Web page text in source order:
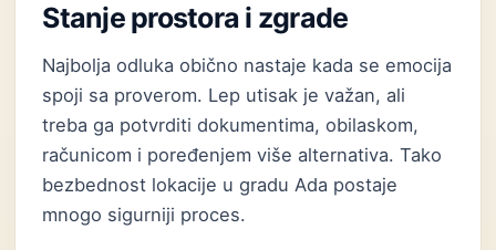
Stanje prostora i zgrade
Najbolja odluka obično nastaje kada se emocija
spoji sa proverom. Lep utisak je važan, ali
treba ga potvrditi dokumentima, obilaskom,
računicom i poređenjem više alternativa. Tako
bezbednost lokacije u gradu Ada postaje
mnogo sigurniji proces.